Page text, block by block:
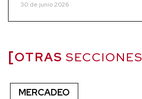
30 de junio 2026
OTRAS SECCIONES
MERCADEO